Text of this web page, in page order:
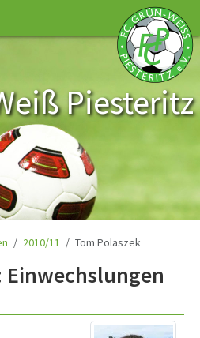
Piesteritz
2010/11 Tom Polaszek
Einwechslungen